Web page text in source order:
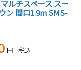
ルチスペース スー
ン 間口1.9m SMS-
税込